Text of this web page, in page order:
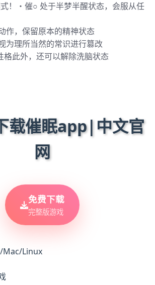
！・催○ 处于半梦半醒状态，会服从任
作，保留原本的精神状态
为理所当然的常识进行篡改
格此外，还可以解除洗脑状态
载催眠app|中文官
网
免费下载
完整版游戏
Mac/Linux